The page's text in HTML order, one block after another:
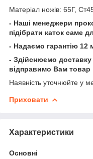
Матеріал ножів: 65Г,
- Наші менеджери
підібрати каток саме
- Надаємо гарантію 12
- Здійснюємо доставку
відправимо Вам товар
Наявність уточнюйте у
Приховати
Характеристики
Основні